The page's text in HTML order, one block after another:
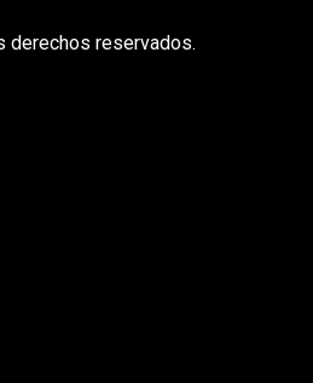
derechos reservados.